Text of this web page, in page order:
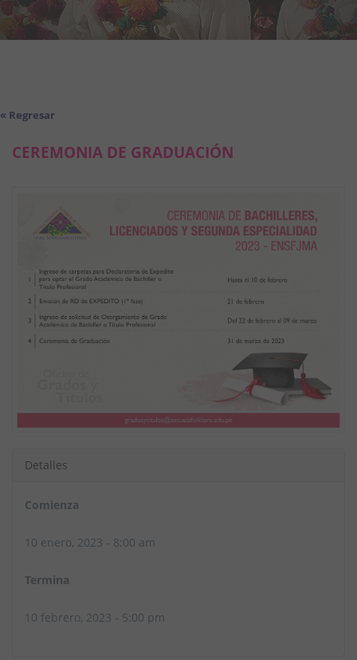
« Regresar
CEREMONIA DE GRADUACIÓN
Detalles
Comienza
10 enero, 2023 - 8:00 am
Termina
10 febrero, 2023 - 5:00 pm